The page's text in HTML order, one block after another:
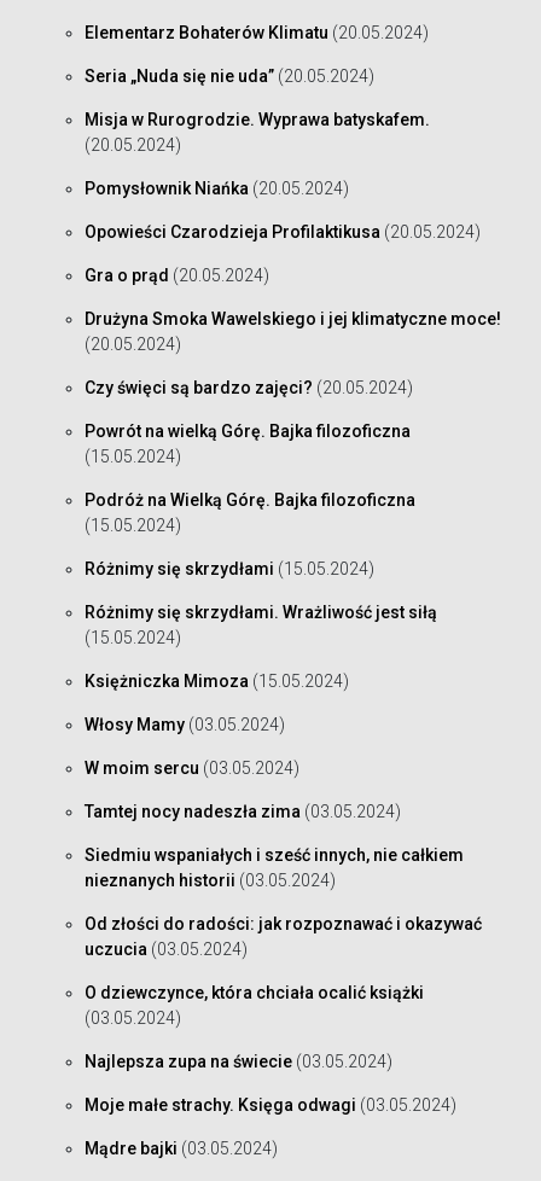
Elementarz Bohaterów Klimatu (20.05.2024)
Seria „Nuda się nie uda” (20.05.2024)
Misja w Rurogrodzie. Wyprawa batyskafem.
(20.05.2024)
Pomysłownik Niańka (20.05.2024)
Opowieści Czarodzieja Profilaktikusa (20.05.2024)
Gra o prąd (20.05.2024)
Drużyna Smoka Wawelskiego i jej klimatyczne moce!
(20.05.2024)
Czy święci są bardzo zajęci? (20.05.2024)
Powrót na wielką Górę. Bajka filozoficzna
(15.05.2024)
Podróż na Wielką Górę. Bajka filozoficzna
(15.05.2024)
Różnimy się skrzydłami (15.05.2024)
Różnimy się skrzydłami. Wrażliwość jest siłą
(15.05.2024)
Księżniczka Mimoza (15.05.2024)
Włosy Mamy (03.05.2024)
W moim sercu (03.05.2024)
Tamtej nocy nadeszła zima (03.05.2024)
Siedmiu wspaniałych i sześć innych, nie całkiem
nieznanych historii (03.05.2024)
Od złości do radości: jak rozpoznawać i okazywać
uczucia (03.05.2024)
O dziewczynce, która chciała ocalić książki
(03.05.2024)
Najlepsza zupa na świecie (03.05.2024)
Moje małe strachy. Księga odwagi (03.05.2024)
Mądre bajki (03.05.2024)